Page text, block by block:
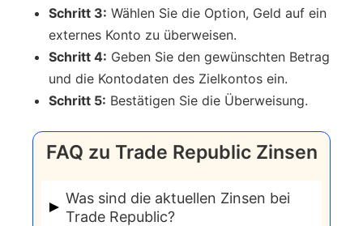
Schritt 3: Wählen Sie die Option, Geld auf ein
externes Konto zu überweisen.
Schritt 4: Geben Sie den gewünschten Betrag
und die Kontodaten des Zielkontos ein.
Schritt 5: Bestätigen Sie die Überweisung.
FAQ zu Trade Republic Zinsen
Was sind die aktuellen Zinsen bei
Trade Republic?